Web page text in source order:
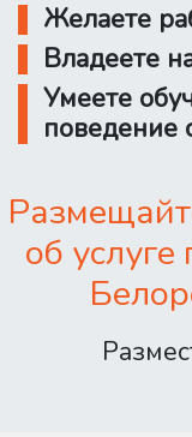
Желаете
Владеете
Умеете
поведение
об